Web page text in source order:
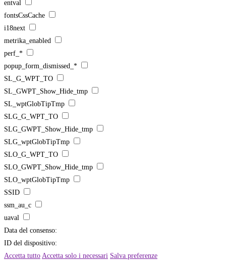
entval
fontsCssCache
i18next
metrika_enabled
perf_*
popup_form_dismissed_*
SL_G_WPT_TO
SL_GWPT_Show_Hide_tmp
SL_wptGlobTipTmp
SLG_G_WPT_TO
SLG_GWPT_Show_Hide_tmp
SLG_wptGlobTipTmp
SLO_G_WPT_TO
SLO_GWPT_Show_Hide_tmp
SLO_wptGlobTipTmp
SSID
ssm_au_c
uaval
Data del consenso:
ID del dispositivo:
Accetta tutto Accetta solo i necessari Salva preferenze